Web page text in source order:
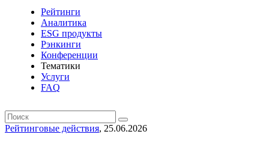
Рейтинги
Аналитика
ESG продукты
Рэнкинги
Конференции
Тематики
Услуги
FAQ
Рейтинговые действия, 25.06.2026